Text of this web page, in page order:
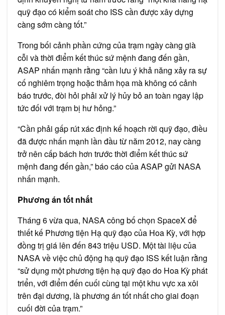
quỹ đạo có kiểm soát cho ISS cần được xây dựng
càng sớm càng tốt.”
Trong bối cảnh phần cứng của trạm ngày càng già
cỗi và thời điểm kết thúc sứ mệnh đang đến gần,
ASAP nhấn mạnh rằng “cần lưu ý khả năng xảy ra sự
cố nghiêm trọng hoặc thảm họa mà không có cảnh
báo trước, đòi hỏi phải xử lý hủy bỏ an toàn ngay lập
tức đối với trạm bị hư hỏng.”
“Cần phải gấp rút xác định kế hoạch rời quỹ đạo, điều
đã được nhấn mạnh lần đầu từ năm 2012, nay càng
trở nên cấp bách hơn trước thời điểm kết thúc sứ
mệnh đang đến gần,” báo cáo của ASAP gửi NASA
nhấn mạnh.
Phương án tốt nhất
Tháng 6 vừa qua, NASA công bố chọn SpaceX để
thiết kế Phương tiện Hạ quỹ đạo của Hoa Kỳ, với hợp
đồng trị giá lên đến 843 triệu USD. Một tài liệu của
NASA về việc chủ động hạ quỹ đạo ISS kết luận rằng
“sử dụng một phương tiện hạ quỹ đạo do Hoa Kỳ phát
triển, với điểm đến cuối cùng tại một khu vực xa xôi
trên đại dương, là phương án tốt nhất cho giai đoạn
cuối đời của trạm.”